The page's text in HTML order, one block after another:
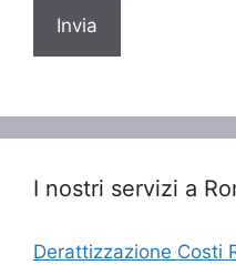
I nostri servizi a
Derattizzazione Costi